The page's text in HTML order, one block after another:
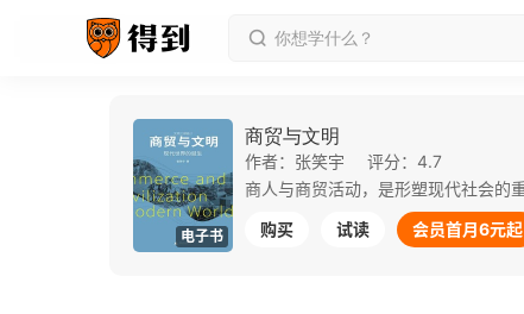
电子书
商贸与文明
作者：张笑宇
评分：4.7
购买
试读 会员首月6元起